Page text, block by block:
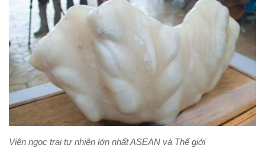
Viên ngọc trai tự nhiên lớn nhất ASEAN và Thế giới